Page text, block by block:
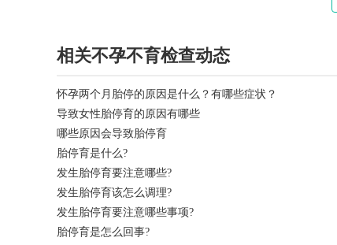
相关不孕不育检查动态
怀孕两个月胎停的原因是什么？有哪些症状？
导致女性胎停育的原因有哪些
哪些原因会导致胎停育
胎停育是什么?
发生胎停育要注意哪些?
发生胎停育该怎么调理?
发生胎停育要注意哪些事项?
胎停育是怎么回事?